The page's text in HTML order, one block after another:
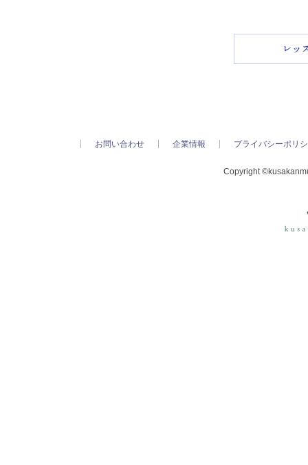
お問い合わせ 企業情報 プライバシーポリ
Copyright